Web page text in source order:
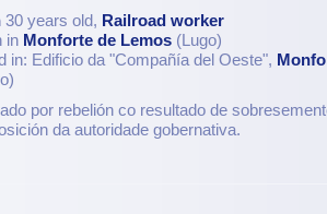
30 years old, Railroad worker
in Monforte de Lemos (Lugo)
in: Edificio da "Compañía del Oeste",
por rebelión co resultado de
da autoridade gobernativa.